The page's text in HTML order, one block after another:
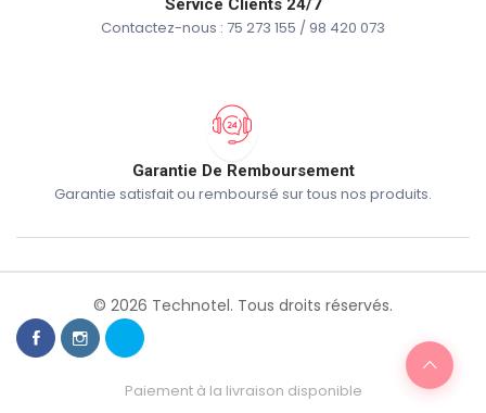
Service Clients 24/7
Contactez-nous : 75 273 155 / 98 420 073
Garantie De Remboursement
Garantie satisfait ou remboursé sur tous nos produits.
© 2026 Technotel. Tous droits réservés.
Paiement à la livraison disponible